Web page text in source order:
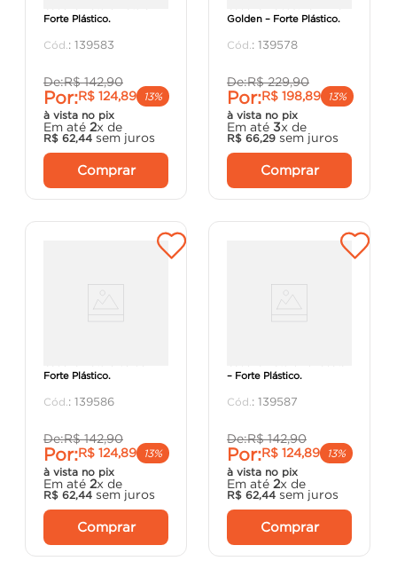
Forte Plástico.
: 139583
De:R$ 142,90
Por:R$ 124,89
13%
à vista no pix
Em até 2x de
R$ 62,44 sem juros
Comprar
Golden – Forte Plástico.
: 139578
De:R$ 229,90
Por:R$ 198,89
13%
à vista no pix
Em até 3x de
R$ 66,29 sem juros
Comprar
Forte Plástico.
: 139586
De:R$ 142,90
Por:R$ 124,89
13%
à vista no pix
Em até 2x de
R$ 62,44 sem juros
Comprar
– Forte Plástico.
: 139587
De:R$ 142,90
Por:R$ 124,89
13%
à vista no pix
Em até 2x de
R$ 62,44 sem juros
Comprar